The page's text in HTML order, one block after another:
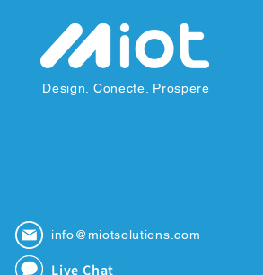
Design. Conecte. Prospere
info@miotsolutions.com
Live Chat